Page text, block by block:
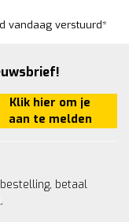
vandaag verstuurd*
Klik hier om je
aan te melden
betaal